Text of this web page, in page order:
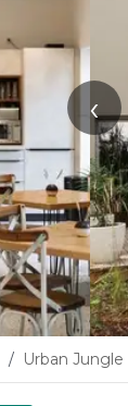
‹
Urban Jungle